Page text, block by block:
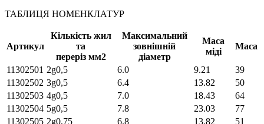
ТАБЛИЦЯ НОМЕНКЛАТУР
Артикул
Кількість жил
та
переріз мм2
Максимальний
зовнішній
діаметр
Маса
міді
Маса
11302501 2g0,5 6.0 9.21
39
11302502 3g0,5 6.4 13.82
50
11302503 4g0,5 7.0 18.43
64
11302504 5g0,5 7.8 23.03
77
11302505 2g0,75 6.8 13.82
51